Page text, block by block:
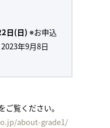
日(日) ※お申込
年9月8日
覧ください。
about-grade1/